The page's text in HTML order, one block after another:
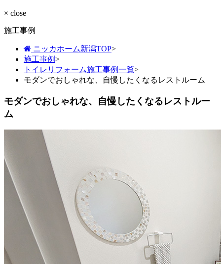
× close
施工事例
ニッカホーム新潟TOP>
施工事例>
トイレリフォーム施工事例一覧>
モダンでおしゃれな、自慢したくなるレストルーム
モダンでおしゃれな、自慢したくなるレストルー
ム